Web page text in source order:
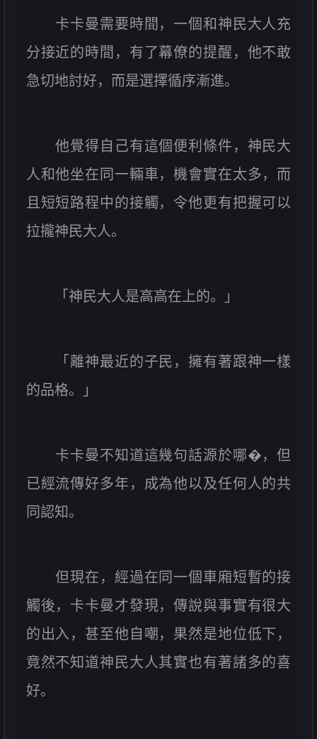
卡卡曼需要時間，一個和神民大人充
分接近的時間，有了幕僚的提醒，他不敢
急切地討好，而是選擇循序漸進。
他覺得自己有這個便利條件，神民大
人和他坐在同一輛車，機會實在太多，而
且短短路程中的接觸，令他更有把握可以
拉攏神民大人。
「神民大人是高高在上的。」
「離神最近的子民，擁有著跟神一樣
的品格。」
卡卡曼不知道這幾句話源於哪�，但
已經流傳好多年，成為他以及任何人的共
同認知。
但現在，經過在同一個車廂短暫的接
觸後，卡卡曼才發現，傳說與事實有很大
的出入，甚至他自嘲，果然是地位低下，
竟然不知道神民大人其實也有著諸多的喜
好。